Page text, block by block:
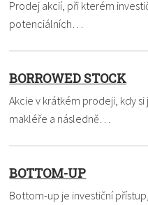
Prodej akcií, při kterém
potenciálních…
BORROWED STOCK
Akcie v krátkém prodeji, kdy
makléře a následně…
BOTTOM-UP
Bottom-up je investiční